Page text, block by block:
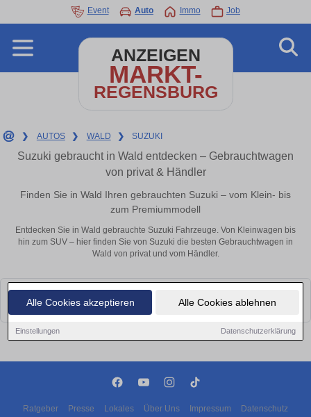
Alle Cookies akzeptieren Alle Cookies ablehnen
Einstellungen Datenschutzerklärung
Event Auto Immo Job
ANZEIGEN
MARKT-
REGENSBURG
❯ AUTOS ❯ WALD ❯ SUZUKI
Suzuki gebraucht in Wald entdecken – Gebrauchtwagen
von privat & Händler
Finden Sie in Wald Ihren gebrauchten Suzuki – vom Klein- bis
zum Premiummodell
Entdecken Sie in Wald gebrauchte Suzuki Fahrzeuge. Von Kleinwagen bis
hin zum SUV – hier finden Sie von Suzuki die besten Gebrauchtwagen in
Wald von privat und vom Händler.
Leider konnten wir derzeit keine passenden Autos finden. Schauen Sie
bald wieder vorbei!
Ratgeber Presse Lokales Über Uns Impressum Datenschutz